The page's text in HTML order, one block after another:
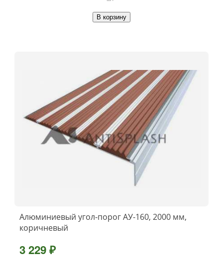
В корзину
Алюминиевый угол-порог АУ-160, 2000 мм,
коричневый
3 229 ₽